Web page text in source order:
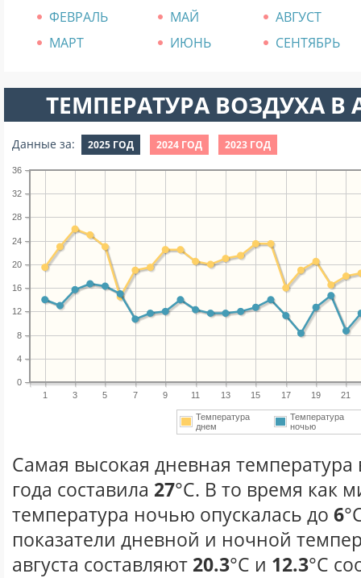
ФЕВРАЛЬ
МАЙ
АВГУСТ
МАРТ
ИЮНЬ СЕНТЯБРЬ
ТЕМПЕРАТУРА ВОЗДУХА В
Данные за: 2025 ГОД 2024 ГОД 2023 ГОД
1 3 5 7 9 11 13 15 17 19 21
0
4
8
12
16
20
24
28
32
36
Температура
днем
Температура
ночью
Самая высокая дневная температура
года составила 27°С. В то время как
температура ночью опускалась до 6
показатели дневной и ночной
августа составляют 20.3°С и 12.3°С